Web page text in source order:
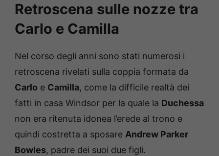
Retroscena sulle nozze tra
Carlo e Camilla
Nel corso degli anni sono stati numerosi i
retroscena rivelati sulla coppia formata da
Carlo e Camilla, come la difficile realtà dei
fatti in casa Windsor per la quale la Duchessa
non era ritenuta idonea l’erede al trono e
quindi costretta a sposare Andrew Parker
Bowles, padre dei suoi due figli.